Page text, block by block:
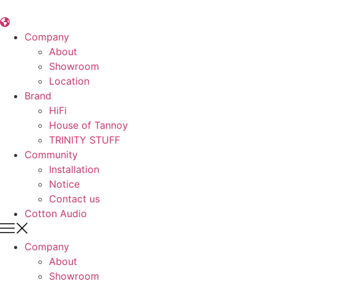
텐
Company
About
Showroom
Location
Brand
HiFi
House of Tannoy
TRINITY STUFF
Community
Installation
Notice
Contact us
Cotton Audio
Company
About
Showroom